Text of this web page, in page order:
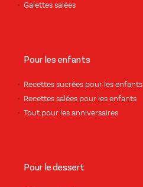
Galettes salées
Pour les enfants
Recettes sucrées pour les enfants
Recettes salées pour les enfants
Tout pour les anniversaires
Pour le dessert